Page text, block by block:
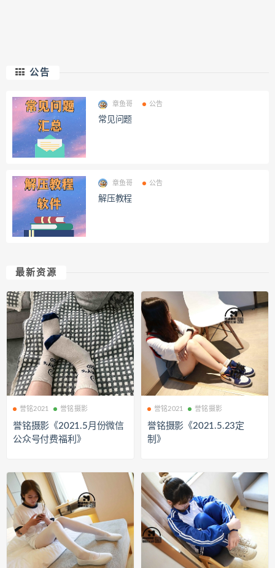
公告
章鱼哥 公告
常见问题
章鱼哥 公告
解压教程
最新资源
誉铭2021 誉铭摄影
誉铭摄影《2021.5月份微信
公众号付费福利》
誉铭2021 誉铭摄影
誉铭摄影《2021.5.23定
制》